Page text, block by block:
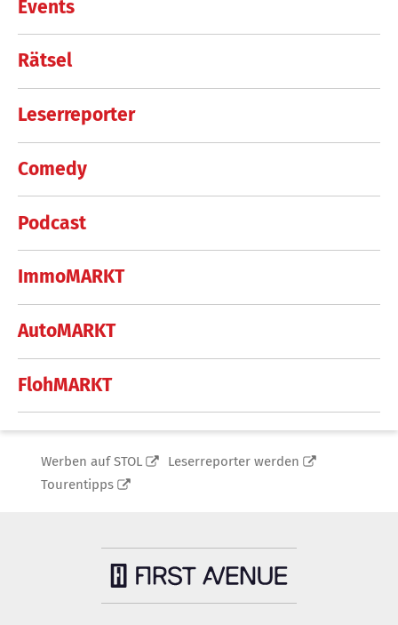
Events
Rätsel
Leserreporter
Comedy
Podcast
ImmoMARKT
AutoMARKT
FlohMARKT
Werben auf STOL
Leserreporter werden
Tourentipps